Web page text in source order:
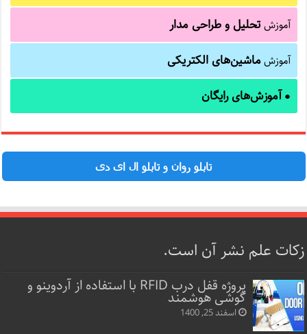
آموزشتحلیل و طراحی مدار
آموزشماشین‌های الکتریکی
●آموزش‌های رایگان
تابلو روان و تابلو ال ای دی
زکات علم نشر آن است.
پروژه قفل‌ درب RFID با استفاده از آردوینو و
گوشی هوشمند
اسفند 25, 1400